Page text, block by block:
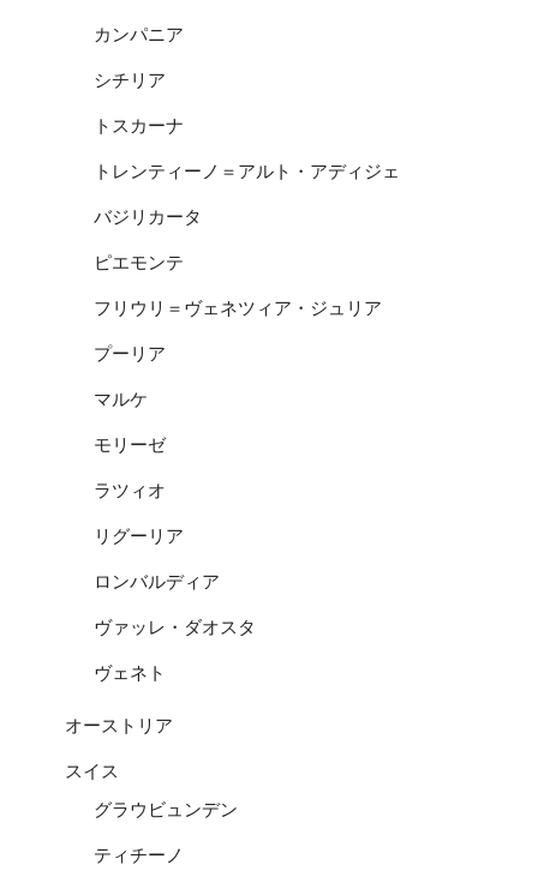
カンパニア
シチリア
トスカーナ
トレンティーノ＝アルト・アディジェ
バジリカータ
ピエモンテ
フリウリ＝ヴェネツィア・ジュリア
プーリア
マルケ
モリーゼ
ラツィオ
リグーリア
ロンバルディア
ヴァッレ・ダオスタ
ヴェネト
オーストリア
スイス
グラウビュンデン
ティチーノ